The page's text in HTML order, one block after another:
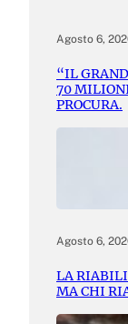
Agosto 6,
“IL
70
PROCURA.
Agosto 6,
LA
MA CHI